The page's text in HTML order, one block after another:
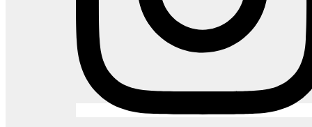
Belgotex Meteor
Revestimentos pisos
Especificação Técnica
Instalação e Conservação